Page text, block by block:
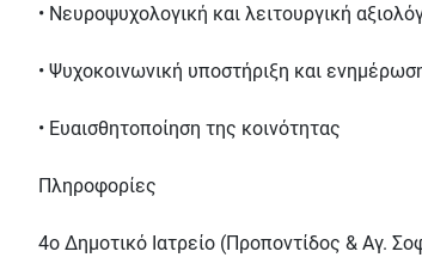
• Νευροψυχολογική και λειτουργική
• Ψυχοκοινωνική υποστήριξη και
• Ευαισθητοποίηση της κοινότητας
Πληροφορίες
4ο Δημοτικό Ιατρείο (Προποντίδος & Αγ.